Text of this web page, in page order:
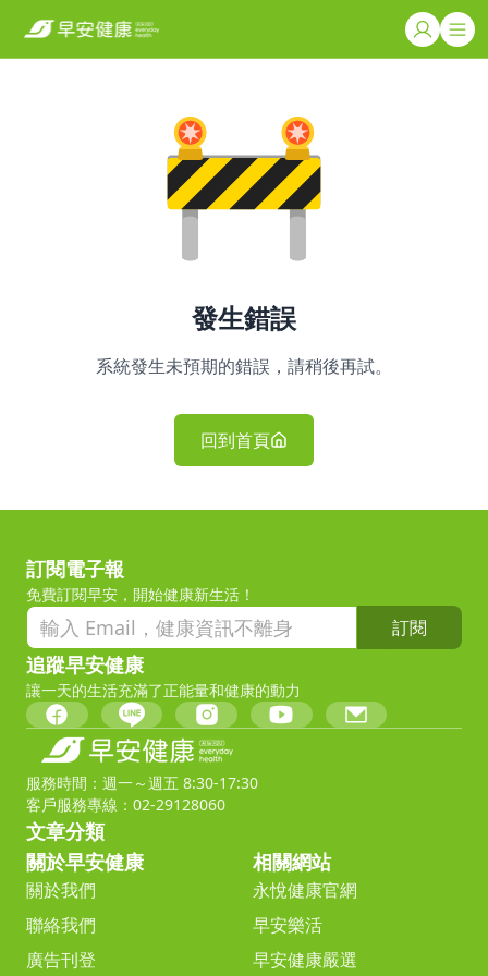
發生錯誤
系統發生未預期的錯誤，請稍後再試。
回到首頁
訂閱電子報
免費訂閱早安，開始健康新生活！
訂閱
追蹤早安健康
讓一天的生活充滿了正能量和健康的動力
服務時間：週一～週五 8:30-17:30
客戶服務專線：02-29128060
文章分類
關於早安健康
關於我們
聯絡我們
廣告刊登
相關網站
永悅健康官網
早安樂活
早安健康嚴選